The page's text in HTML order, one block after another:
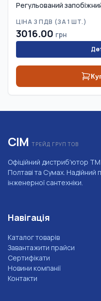
Регульований
ЦІНА З ПДВ (ЗА 1 ШТ.)
3016.00 грн
СІМ ТРЕЙД ГРУП ТОВ
Офіційний дистриб'ютор ТМ
Полтаві та Сумах. Надійний
інженерної сантехніки.
Навігація
Каталог товарів
Завантажити прайси
Сертифікати
Новини компанії
Контакти